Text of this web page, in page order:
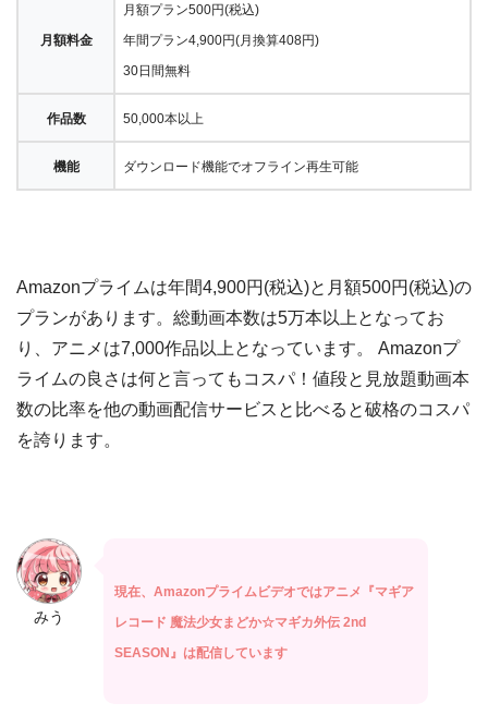
月額料金
月額プラン500円(税込)
年間プラン4,900円(月換算408円)
30日間無料
作品数 50,000本以上
機能 ダウンロード機能でオフライン再生可能
Amazonプライムは年間4,900円(税込)と月額500円(税込)の
プランがあります。総動画本数は5万本以上となってお
り、アニメは7,000作品以上となっています。 Amazonプ
ライムの良さは何と言ってもコスパ！値段と見放題動画本
数の比率を他の動画配信サービスと比べると破格のコスパ
を誇ります。
みう
現在、Amazonプライムビデオではアニメ『マギア
レコード 魔法少女まどか☆マギカ外伝 2nd
SEASON』は配信しています